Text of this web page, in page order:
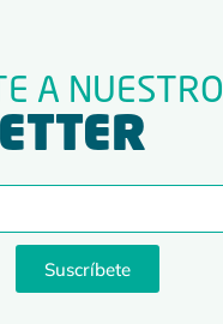
A NUESTRO
Suscríbete